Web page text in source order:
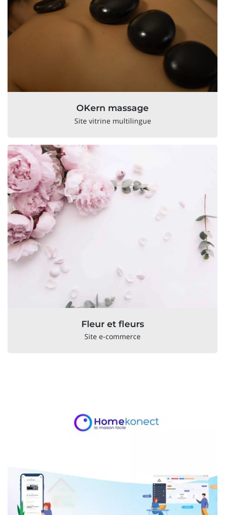
OKern massage
Site vitrine multilingue
Fleur et fleurs
Site e-commerce